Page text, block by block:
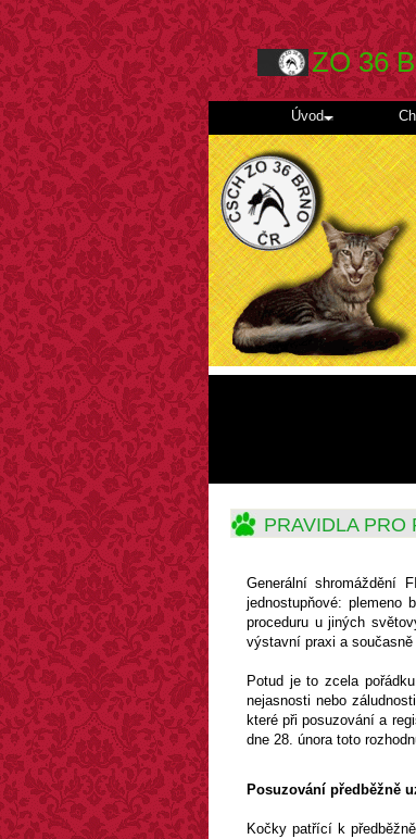
ZO 36
Úvod
PRAVIDLA PRO
Generální shromáždění
jednostupňové: plemeno
proceduru u jiných
výstavní praxi a
Potud je to zcela
nejasnosti nebo
které při posuzování a
dne 28. února toto
Posuzování předběžně
Kočky patřící k